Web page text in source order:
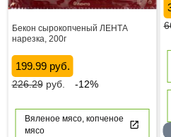
Бекон сырокопченый ЛЕНТА
нарезка, 200г
199.99 руб.
226.29руб. -12%
Вяленое мясо, копченое
мясо